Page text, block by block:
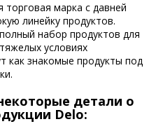
торговая марка с давней
линейку продуктов.
набор продуктов для
условиях
как знакомые продукты под
детали о
Delo: